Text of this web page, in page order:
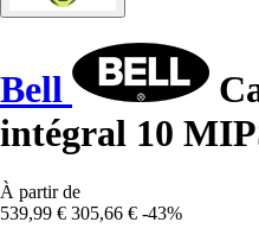
Bell
intégral 10
À partir de
539,99 € 305,66 € -43%